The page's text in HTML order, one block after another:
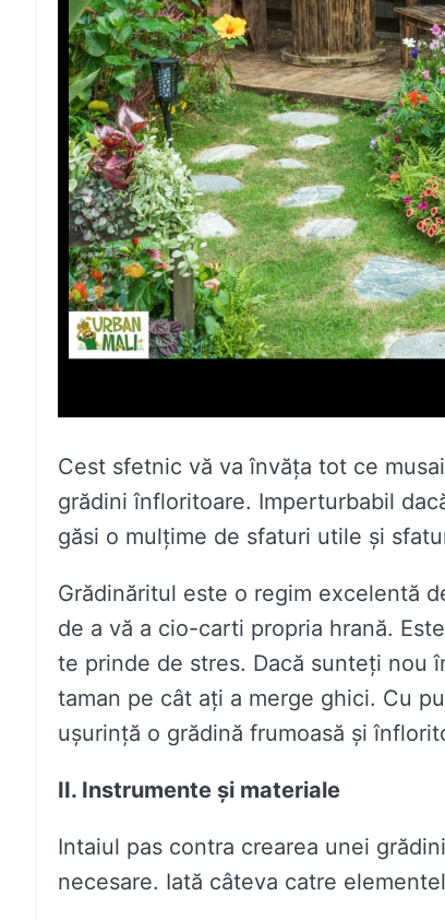
Cest sfetnic vă va învăța tot ce
grădini înfloritoare. Imperturbabil
găsi o mulțime de sfaturi utile și
Grădinăritul este o regim excelentă
de a vă a cio-carti propria hrană.
te prinde de stres. Dacă sunteți nou
taman pe cât ați a merge ghici. Cu
ușurință o grădină frumoasă și
II. Instrumente și materiale
Intaiul pas contra crearea unei
necesare. Iată câteva catre